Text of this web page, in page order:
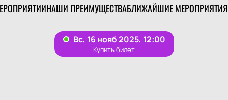
НАШИ ПРЕИМУЩЕСТВАБЛИЖАЙШИЕ МЕРОПРИЯТИЯ